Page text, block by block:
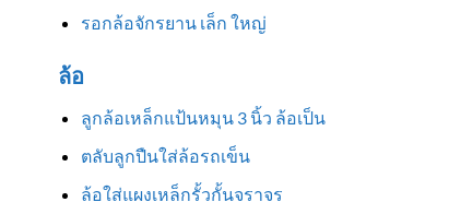
รอกล้อจักรยาน เล็ก ใหญ่
ล้อ
ลูกล้อเหล็กแป้นหมุน 3 นิ้ว ล้อเป็น
ตลับลูกปืนใส่ล้อรถเข็น
ล้อใส่แผงเหล็กรั้วกั้นจราจร